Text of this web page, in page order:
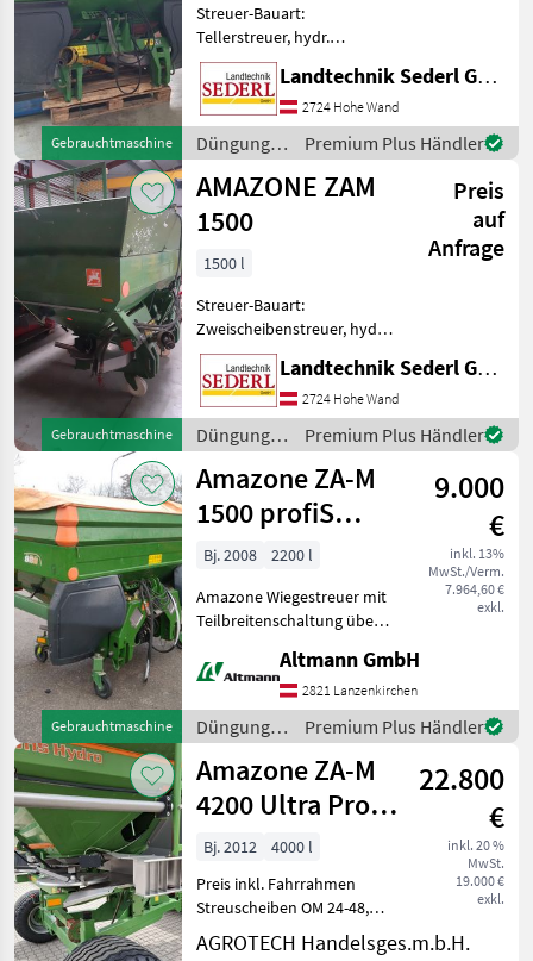
Gebrauchtmaschine
Streuer-Bauart:
Tellerstreuer, hydr.
Betätigung,
Grenzstreueinrichtung,
Streumengenverstellung
Sehr gepflegter
Düngerstreuer mit Plane ,
Steuscheiben 10-16m ,
Vorwahlb
Landtechnik Sederl GmbH
2724 Hohe Wand
Düngung
und
Beregnung
/ Amazone
Premium Plus Händler
Gebrauchtmaschine
AMAZONE ZAM
1500
Preis
auf
Anfrage
1500 l
Streuer-Bauart:
Zweischeibenstreuer, hydr.
Betätigung,
Grenzstreueinrichtung,
Streumengenverstellung
AMAZONE WIEGESTREUER
MIT AMATRON + ZAM 1500 ;
GELENKWELLENANTR
Landtechnik Sederl GmbH
2724 Hohe Wand
Düngung
und
Beregnung
/ Amazone
Premium Plus Händler
Gebrauchtmaschine
Amazone ZA-M
1500 profiS
hydro
9.000
€
inkl. 13%
MwSt./Verm.
7.964,60 €
exkl.
Bj. 2008
2200 l
Amazone Wiegestreuer mit
Teilbreitenschaltung über
hydro, Baujahr 2008,
Tankaufsätze auf ca. 2200
ltr., 1xTermianl für Streuer,
1x
Altmann GmbH
2821 Lanzenkirchen
Düngung
und
Beregnung
/ Amazone
Premium Plus Händler
Amazone ZA-M
4200 Ultra Profis
Hydro
22.800
€
inkl. 20 %
MwSt.
19.000 €
exkl.
Bj. 2012
4000 l
Preis inkl. Fahrrahmen
Streuscheiben OM 24-48,
Hydroantrieb, Plane,
Amatron3 mit GPS SC
AGROTECH Handelsges.m.b.H.